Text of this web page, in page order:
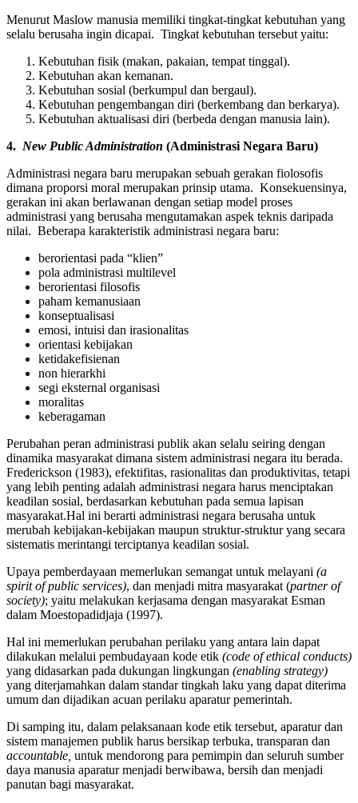
Menurut Maslow manusia memiliki tingkat-tingkat kebutuhan yang
selalu berusaha ingin dicapai. Tingkat kebutuhan tersebut yaitu:
Kebutuhan fisik (makan, pakaian, tempat tinggal).
Kebutuhan akan kemanan.
Kebutuhan sosial (berkumpul dan bergaul).
Kebutuhan pengembangan diri (berkembang dan berkarya).
Kebutuhan aktualisasi diri (berbeda dengan manusia lain).
4. New Public Administration (Administrasi Negara Baru)
Administrasi negara baru merupakan sebuah gerakan fiolosofis
dimana proporsi moral merupakan prinsip utama. Konsekuensinya,
gerakan ini akan berlawanan dengan setiap model proses
administrasi yang berusaha mengutamakan aspek teknis daripada
nilai. Beberapa karakteristik administrasi negara baru:
berorientasi pada “klien”
pola administrasi multilevel
berorientasi filosofis
paham kemanusiaan
konseptualisasi
emosi, intuisi dan irasionalitas
orientasi kebijakan
ketidakefisienan
non hierarkhi
segi eksternal organisasi
moralitas
keberagaman
Perubahan peran administrasi publik akan selalu seiring dengan
dinamika masyarakat dimana sistem administrasi negara itu berada.
Frederickson (1983), efektifitas, rasionalitas dan produktivitas, tetapi
yang lebih penting adalah administrasi negara harus menciptakan
keadilan sosial, berdasarkan kebutuhan pada semua lapisan
masyarakat.Hal ini berarti administrasi negara berusaha untuk
merubah kebijakan-kebijakan maupun struktur-struktur yang secara
sistematis merintangi terciptanya keadilan sosial.
Upaya pemberdayaan memerlukan semangat untuk melayani (a
spirit of public services), dan menjadi mitra masyarakat (partner of
society); yaitu melakukan kerjasama dengan masyarakat Esman
dalam Moestopadidjaja (1997).
Hal ini memerlukan perubahan perilaku yang antara lain dapat
dilakukan melalui pembudayaan kode etik (code of ethical conducts)
yang didasarkan pada dukungan lingkungan (enabling strategy)
yang diterjamahkan dalam standar tingkah laku yang dapat diterima
umum dan dijadikan acuan perilaku aparatur pemerintah.
Di samping itu, dalam pelaksanaan kode etik tersebut, aparatur dan
sistem manajemen publik harus bersikap terbuka, transparan dan
accountable, untuk mendorong para pemimpin dan seluruh sumber
daya manusia aparatur menjadi berwibawa, bersih dan menjadi
panutan bagi masyarakat.